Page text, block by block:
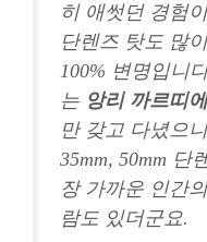
히 애썻던 경험
단렌즈 탓도 많
100% 변명입니
는 앙리 까르띠
만 갖고 다녔으
35mm, 50mm 단
장 가까운 인간
람도 있더군요.